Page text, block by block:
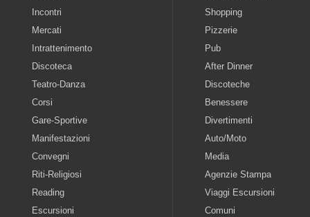
Incontri
Mercati
Intrattenimento
Discoteca
Teatro-Danza
Corsi
Gare-Sportive
Manifestazioni
Convegni
Riti-Religiosi
Reading
Escursioni
Shopping
Pizzerie
Pub
After Dinner
Discoteche
Benessere
Divertimenti
Auto/Moto
Media
Agenzie Stampa
Viaggi Escursioni
Comuni